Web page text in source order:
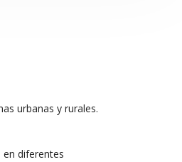
urbanas y rurales.
en diferentes